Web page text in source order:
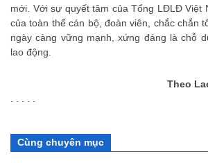
mới. Với sự quyết tâm của Tổng LĐLĐ Việt
của toàn thể cán bộ, đoàn viên, chắc chắn
ngày càng vững mạnh, xứng đáng là chỗ
lao động.
Theo
Cùng chuyên mục